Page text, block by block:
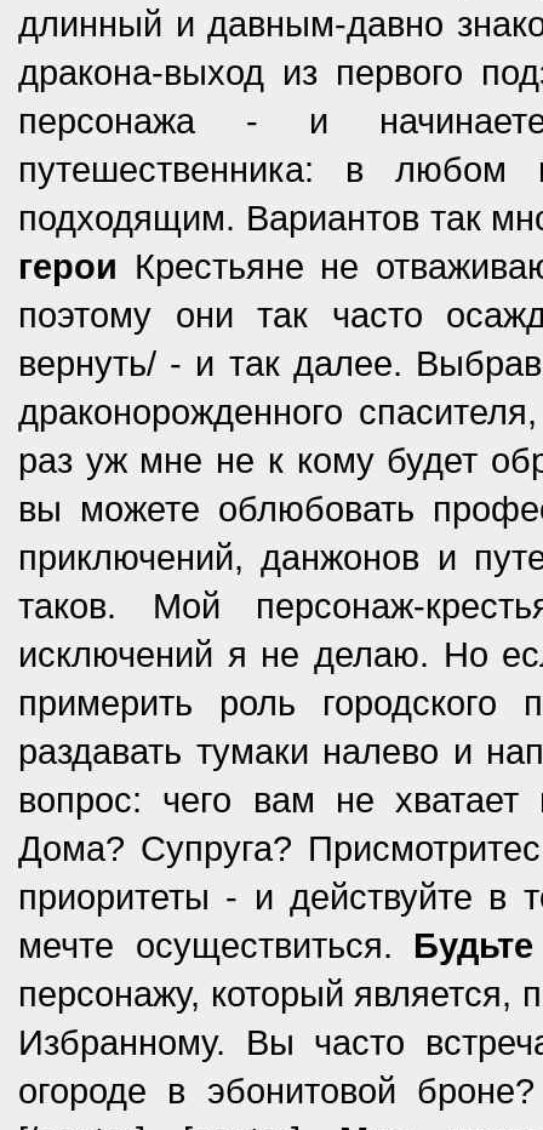
длинный и давным-давно
дракона-выход из первого
персонажа - и
путешественника: в любом
подходящим. Вариантов так
герои Крестьяне не
поэтому они так часто
вернуть/ - и так далее.
драконорожденного
раз уж мне не к кому будет
вы можете облюбовать
приключений, данжонов и
таков. Мой персонаж-
исключений я не делаю. Но
примерить роль
раздавать тумаки налево и
вопрос: чего вам не
Дома? Супруга?
приоритеты - и действуйте в
мечте осуществиться.
персонажу, который является,
Избранному. Вы часто
огороде в эбонитовой